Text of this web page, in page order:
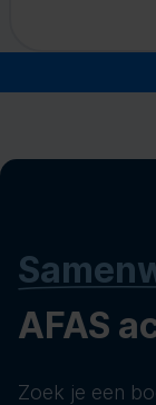
AFAS
Zoek je een